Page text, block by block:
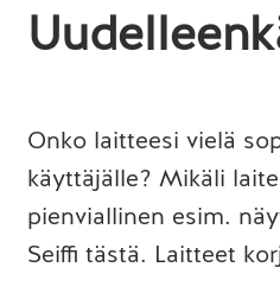
Onko laitteesi vielä
käyttäjälle? Mikäli
pienviallinen esim.
Seiffi tästä. Laitteet